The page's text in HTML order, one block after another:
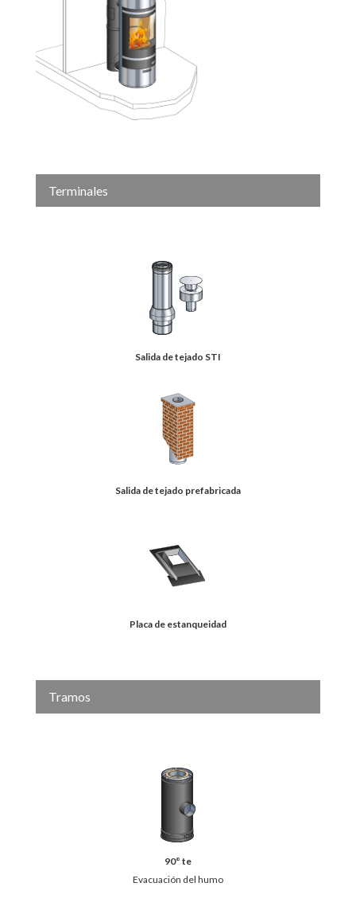
Terminales
Salida de tejado STI
Salida de tejado prefabricada
Placa de estanqueidad
Tramos
90° te
Evacuación del humo